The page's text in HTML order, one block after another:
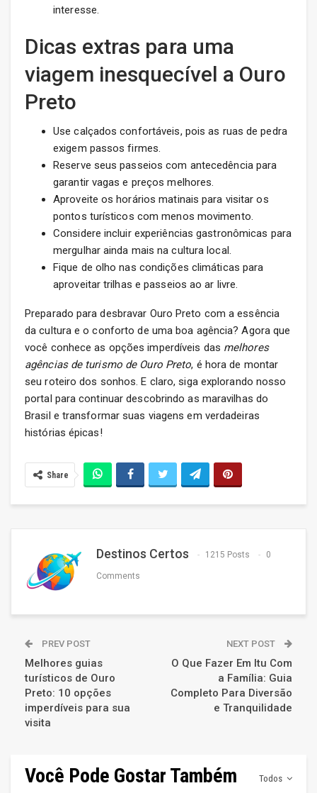
interesse.
Dicas extras para uma
viagem inesquecível a Ouro
Preto
Use calçados confortáveis, pois as ruas de pedra
exigem passos firmes.
Reserve seus passeios com antecedência para
garantir vagas e preços melhores.
Aproveite os horários matinais para visitar os
pontos turísticos com menos movimento.
Considere incluir experiências gastronômicas para
mergulhar ainda mais na cultura local.
Fique de olho nas condições climáticas para
aproveitar trilhas e passeios ao ar livre.
Preparado para desbravar Ouro Preto com a essência
da cultura e o conforto de uma boa agência? Agora que
você conhece as opções imperdíveis das melhores
agências de turismo de Ouro Preto, é hora de montar
seu roteiro dos sonhos. E claro, siga explorando nosso
portal para continuar descobrindo as maravilhas do
Brasil e transformar suas viagens em verdadeiras
histórias épicas!
Share
Destinos Certos 1215 Posts 0
Comments
PREV POST
Melhores guias
turísticos de Ouro
Preto: 10 opções
imperdíveis para sua
visita
NEXT POST
O Que Fazer Em Itu Com
a Família: Guia
Completo Para Diversão
e Tranquilidade
Todos
Você Pode Gostar Também